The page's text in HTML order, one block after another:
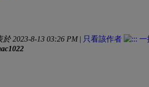
於 2023-8-13 03:26 PM| 只看該作者